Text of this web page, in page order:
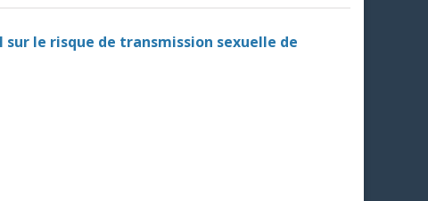
le risque de transmission sexuelle de